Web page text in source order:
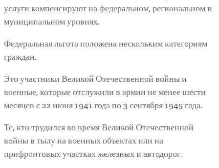
услуги компенсируют на федеральном, региональном и
муниципальном уровнях.
Федеральная льгота положена нескольким категориям
граждан.
Это участники Великой Отечественной войны и
военные, которые отслужили в армии не менее шести
месяцев с 22 июня 1941 года по 3 сентября 1945 года.
Те, кто трудился во время Великой Отечественной
войны в тылу на военных объектах или на
прифронтовых участках железных и автодорог.